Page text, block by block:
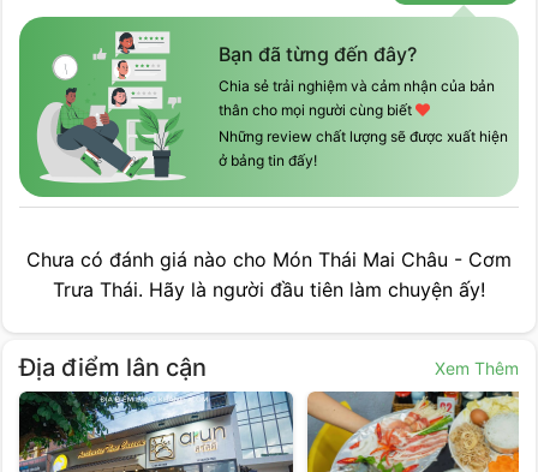
Bạn đã từng đến đây?
Chia sẻ trải nghiệm và cảm nhận của bản
thân cho mọi người cùng biết
Những review chất lượng sẽ được xuất hiện
ở bảng tin đấy!
Chưa có đánh giá nào cho Món Thái Mai Châu - Cơm
Trưa Thái. Hãy là người đầu tiên làm chuyện ấy!
Địa điểm lân cận Xem Thêm